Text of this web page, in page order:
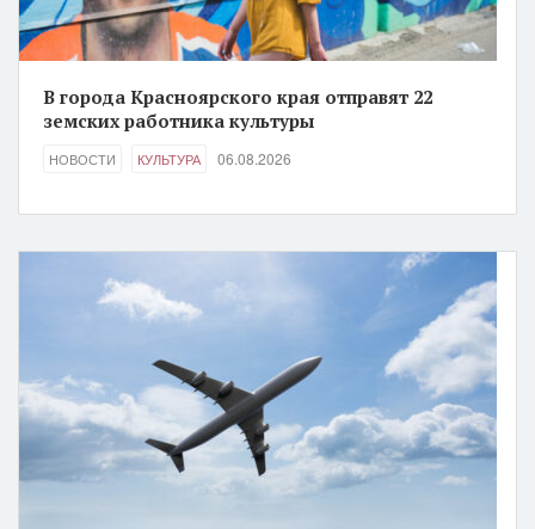
В города Красноярского края отправят 22
земских работника культуры
НОВОСТИ КУЛЬТУРА 06.08.2026